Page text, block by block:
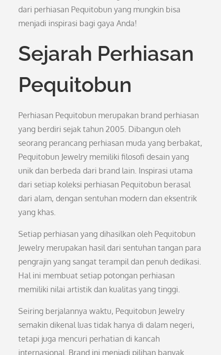
dari perhiasan Pequitobun yang mungkin bisa
menjadi inspirasi bagi gaya Anda!
Sejarah Perhiasan
Pequitobun
Perhiasan Pequitobun merupakan brand perhiasan
yang berdiri sejak tahun 2005. Dibangun oleh
seorang perancang perhiasan muda yang berbakat,
Pequitobun Jewelry memiliki filosofi desain yang
unik dan berbeda dari brand lain. Inspirasi utama
dari setiap koleksi perhiasan Pequitobun berasal
dari alam, dengan sentuhan modern dan eksentrik
yang khas.
Setiap perhiasan yang dihasilkan oleh Pequitobun
Jewelry merupakan hasil dari sentuhan tangan para
pengrajin yang sangat terampil dan penuh dedikasi.
Hal ini membuat setiap potongan perhiasan
memiliki nilai artistik dan kualitas yang tinggi.
Seiring berjalannya waktu, Pequitobun Jewelry
semakin dikenal luas tidak hanya di dalam negeri,
tetapi juga mencuri perhatian di kancah
internasional. Brand ini menjadi pilihan banyak